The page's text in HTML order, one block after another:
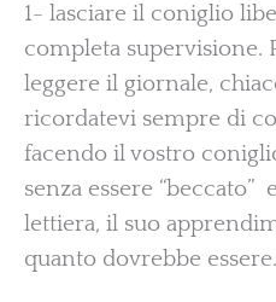
1- lasciare il coniglio
completa supervisione.
leggere il giornale,
ricordatevi sempre di
facendo il vostro
senza essere
lettiera, il suo
quanto dovrebbe essere.